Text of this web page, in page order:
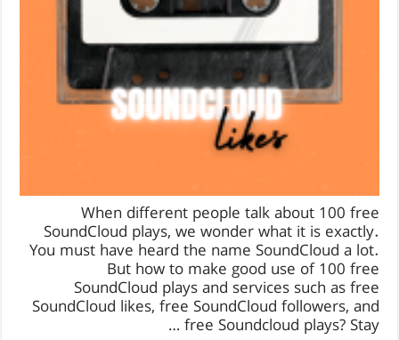
When different people talk about 100 free
SoundCloud plays, we wonder what it is exactly.
You must have heard the name SoundCloud a lot.
But how to make good use of 100 free
SoundCloud plays and services such as free
SoundCloud likes, free SoundCloud followers, and
free Soundcloud plays? Stay …